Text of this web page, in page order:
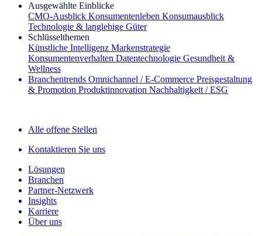
Ausgewählte Einblicke
CMO‑Ausblick Konsumentenleben Konsumausblick
Technologie & langlebige Güter
Schlüsselthemen
Künstliche Intelligenz Markenstrategie
Konsumentenverhalten Datentechnologie Gesundheit &
Wellness
Branchentrends Omnichannel / E‑Commerce Preisgestaltung
& Promotion Produktinnovation Nachhaltigkeit / ESG
Alle offene Stellen
Kontaktieren Sie uns
Lösungen
Branchen
Partner-Netzwerk
Insights
Karriere
Über uns